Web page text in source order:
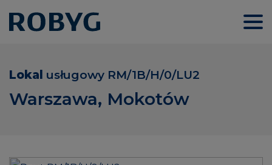
Lokal usługowy RM/1B/H/0/LU2
Warszawa, Mokotów